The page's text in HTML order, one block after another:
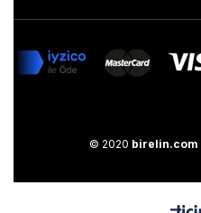
© 2020 birelin.com